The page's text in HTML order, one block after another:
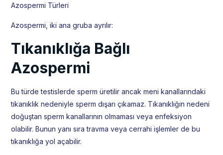
Azospermi Türleri
Azospermi, iki ana gruba ayrılır:
Tıkanıklığa Bağlı
Azospermi
Bu türde testislerde sperm üretilir ancak meni kanallarındaki
tıkanıklık nedeniyle sperm dışarı çıkamaz. Tıkanıklığın nedeni
doğuştan sperm kanallarının olmaması veya enfeksiyon
olabilir. Bunun yanı sıra travma veya cerrahi işlemler de bu
tıkanıklığa yol açabilir.